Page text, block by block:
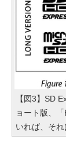
【図3】SD
ョート版、
いれば、そ